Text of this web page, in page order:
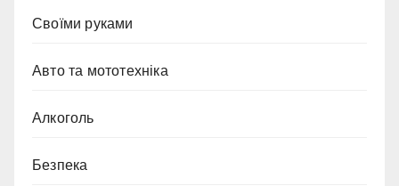
Cвоїми руками
Авто та мототехніка
Алкоголь
Безпека